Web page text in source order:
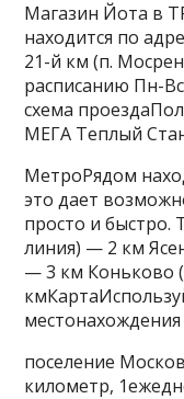
Магазин Йота в
находится по
21-й км (п.
расписанию Пн-
схема
МЕГА Теплый
МетроРядом
это дает
просто и быстро.
линия) — 2 км
— 3 км Коньково
поселение
километр,